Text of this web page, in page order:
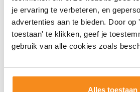
je ervaring te verbeteren, en
advertenties aan te bieden. Door op
toestaan' te klikken, geef je
gebruik van alle cookies zoals
Alles toestaan
85,23
Meer info